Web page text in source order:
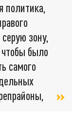
политика,
зону,
было
самого